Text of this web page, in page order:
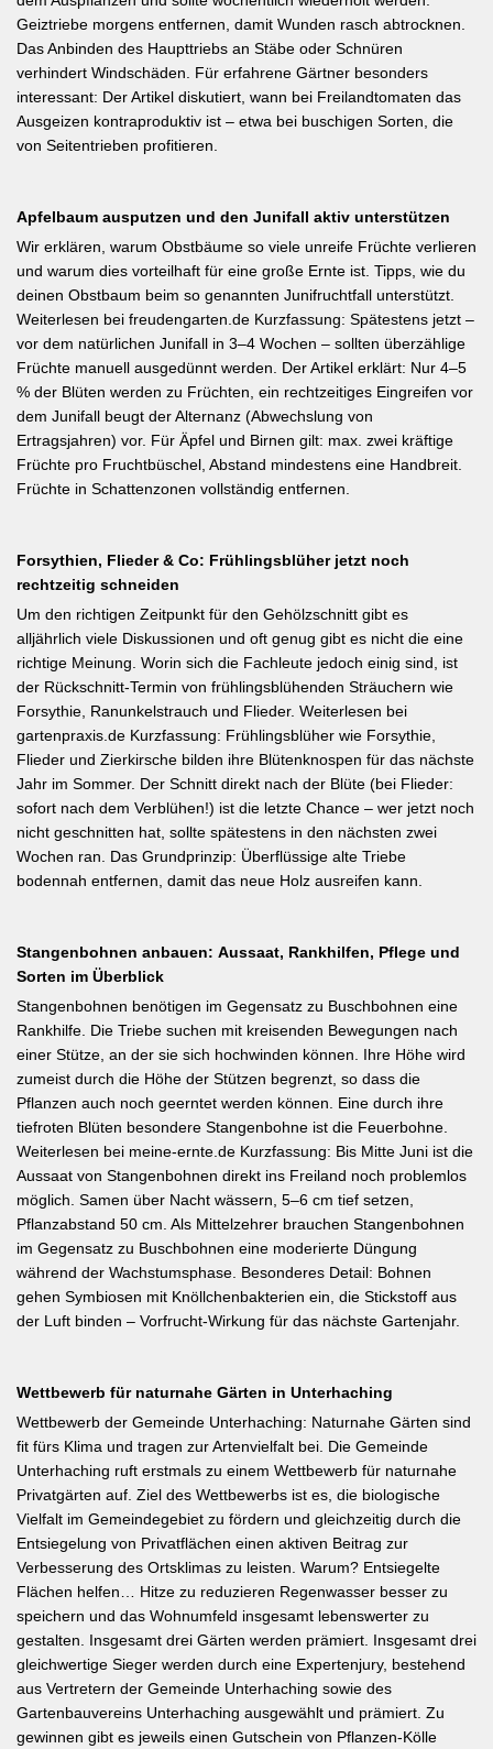
Geiztriebe morgens entfernen, damit Wunden rasch abtrocknen.
Das Anbinden des Haupttriebs an Stäbe oder Schnüren
verhindert Windschäden. Für erfahrene Gärtner besonders
interessant: Der Artikel diskutiert, wann bei Freilandtomaten das
Ausgeizen kontraproduktiv ist – etwa bei buschigen Sorten, die
von Seitentrieben profitieren.
Apfelbaum ausputzen und den Junifall aktiv unterstützen
Wir erklären, warum Obstbäume so viele unreife Früchte verlieren
und warum dies vorteilhaft für eine große Ernte ist. Tipps, wie du
deinen Obstbaum beim so genannten Junifruchtfall unterstützt.
Weiterlesen bei freudengarten.de Kurzfassung: Spätestens jetzt –
vor dem natürlichen Junifall in 3–4 Wochen – sollten überzählige
Früchte manuell ausgedünnt werden. Der Artikel erklärt: Nur 4–5
% der Blüten werden zu Früchten, ein rechtzeitiges Eingreifen vor
dem Junifall beugt der Alternanz (Abwechslung von
Ertragsjahren) vor. Für Äpfel und Birnen gilt: max. zwei kräftige
Früchte pro Fruchtbüschel, Abstand mindestens eine Handbreit.
Früchte in Schattenzonen vollständig entfernen.
Forsythien, Flieder & Co: Frühlingsblüher jetzt noch
rechtzeitig schneiden
Um den richtigen Zeitpunkt für den Gehölzschnitt gibt es
alljährlich viele Diskussionen und oft genug gibt es nicht die eine
richtige Meinung. Worin sich die Fachleute jedoch einig sind, ist
der Rückschnitt-Termin von frühlingsblühenden Sträuchern wie
Forsythie, Ranunkelstrauch und Flieder. Weiterlesen bei
gartenpraxis.de Kurzfassung: Frühlingsblüher wie Forsythie,
Flieder und Zierkirsche bilden ihre Blütenknospen für das nächste
Jahr im Sommer. Der Schnitt direkt nach der Blüte (bei Flieder:
sofort nach dem Verblühen!) ist die letzte Chance – wer jetzt noch
nicht geschnitten hat, sollte spätestens in den nächsten zwei
Wochen ran. Das Grundprinzip: Überflüssige alte Triebe
bodennah entfernen, damit das neue Holz ausreifen kann.
Stangenbohnen anbauen: Aussaat, Rankhilfen, Pflege und
Sorten im Überblick
Stangenbohnen benötigen im Gegensatz zu Buschbohnen eine
Rankhilfe. Die Triebe suchen mit kreisenden Bewegungen nach
einer Stütze, an der sie sich hochwinden können. Ihre Höhe wird
zumeist durch die Höhe der Stützen begrenzt, so dass die
Pflanzen auch noch geerntet werden können. Eine durch ihre
tiefroten Blüten besondere Stangenbohne ist die Feuerbohne.
Weiterlesen bei meine-ernte.de Kurzfassung: Bis Mitte Juni ist die
Aussaat von Stangenbohnen direkt ins Freiland noch problemlos
möglich. Samen über Nacht wässern, 5–6 cm tief setzen,
Pflanzabstand 50 cm. Als Mittelzehrer brauchen Stangenbohnen
im Gegensatz zu Buschbohnen eine moderierte Düngung
während der Wachstumsphase. Besonderes Detail: Bohnen
gehen Symbiosen mit Knöllchenbakterien ein, die Stickstoff aus
der Luft binden – Vorfrucht-Wirkung für das nächste Gartenjahr.
Wettbewerb für naturnahe Gärten in Unterhaching
Wettbewerb der Gemeinde Unterhaching: Naturnahe Gärten sind
fit fürs Klima und tragen zur Artenvielfalt bei. Die Gemeinde
Unterhaching ruft erstmals zu einem Wettbewerb für naturnahe
Privatgärten auf. Ziel des Wettbewerbs ist es, die biologische
Vielfalt im Gemeindegebiet zu fördern und gleichzeitig durch die
Entsiegelung von Privatflächen einen aktiven Beitrag zur
Verbesserung des Ortsklimas zu leisten. Warum? Entsiegelte
Flächen helfen… Hitze zu reduzieren Regenwasser besser zu
speichern und das Wohnumfeld insgesamt lebenswerter zu
gestalten. Insgesamt drei Gärten werden prämiert. Insgesamt drei
gleichwertige Sieger werden durch eine Expertenjury, bestehend
aus Vertretern der Gemeinde Unterhaching sowie des
Gartenbauvereins Unterhaching ausgewählt und prämiert. Zu
gewinnen gibt es jeweils einen Gutschein von Pflanzen-Kölle